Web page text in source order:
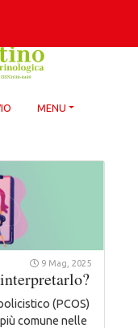
MENU
9 Mag, 2025
(PCOS)
comune nelle